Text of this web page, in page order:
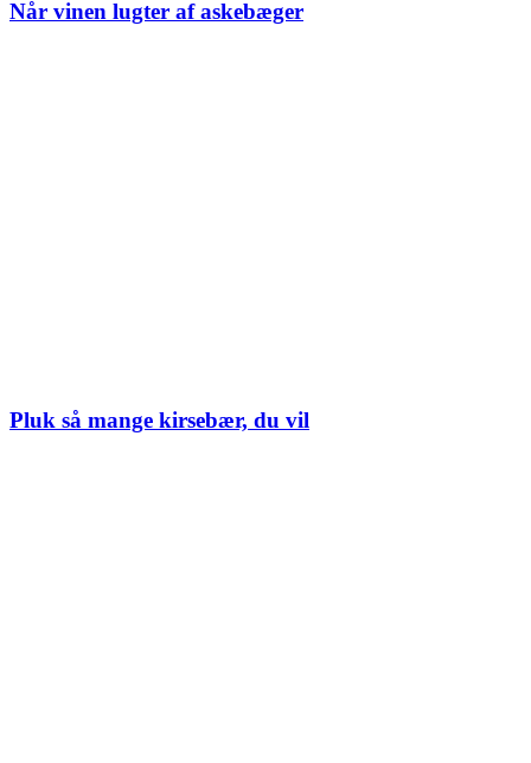
Når vinen lugter af askebæger
Pluk så mange kirsebær, du vil